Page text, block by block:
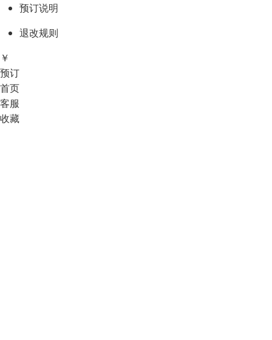
预订说明
退改规则
￥
预订
首页
客服
收藏